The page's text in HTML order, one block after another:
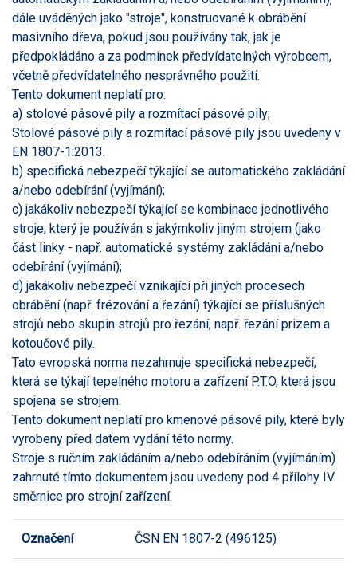
dále uváděných jako "stroje", konstruované k obrábění
masivního dřeva, pokud jsou používány tak, jak je
předpokládáno a za podmínek předvídatelných výrobcem,
včetně předvídatelného nesprávného použití.
Tento dokument neplatí pro:
a) stolové pásové pily a rozmítací pásové pily;
Stolové pásové pily a rozmítací pásové pily jsou uvedeny v
EN 1807-1:2013.
b) specifická nebezpečí týkající se automatického zakládání
a/nebo odebírání (vyjímání);
c) jakákoliv nebezpečí týkající se kombinace jednotlivého
stroje, který je používán s jakýmkoliv jiným strojem (jako
část linky - např. automatické systémy zakládání a/nebo
odebírání (vyjímání);
d) jakákoliv nebezpečí vznikající při jiných procesech
obrábění (např. frézování a řezání) týkající se příslušných
strojů nebo skupin strojů pro řezání, např. řezání prizem a
kotoučové pily.
Tato evropská norma nezahrnuje specifická nebezpečí,
která se týkají tepelného motoru a zařízení P.T.O, která jsou
spojena se strojem.
Tento dokument neplatí pro kmenové pásové pily, které byly
vyrobeny před datem vydání této normy.
Stroje s ručním zakládáním a/nebo odebíráním (vyjímáním)
zahrnuté tímto dokumentem jsou uvedeny pod 4 přílohy IV
směrnice pro strojní zařízení.
Označení ČSN EN 1807-2 (496125)